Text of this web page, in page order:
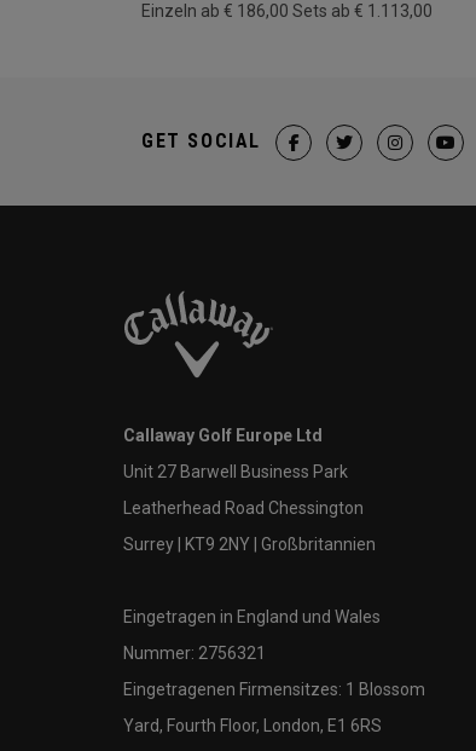
Einzeln ab € 186,00 Sets ab € 1.113,00
GET SOCIAL
Callaway Golf Europe Ltd
Unit 27 Barwell Business Park
Leatherhead Road Chessington
Surrey | KT9 2NY | Großbritannien
Eingetragen in England und Wales
Nummer: 2756321
Eingetragenen Firmensitzes: 1 Blossom
Yard, Fourth Floor, London, E1 6RS